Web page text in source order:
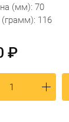
(мм): 70
(грамм): 116
₽